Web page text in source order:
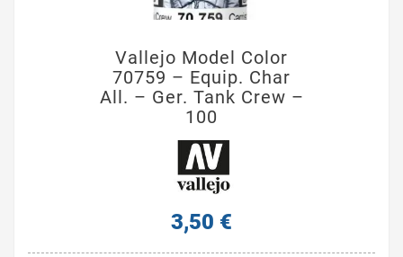
Vallejo Model Color
70759 – Equip. Char
All. – Ger. Tank Crew –
100
3,50 €